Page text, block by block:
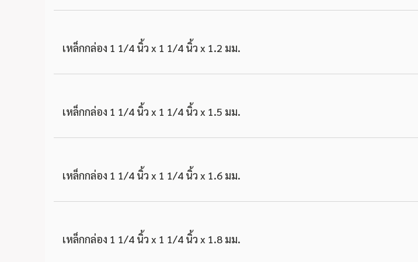
เหล็กกล่อง 1 1/4 นิ้ว x 1 1/4 นิ้ว x 1.2 มม.
เหล็กกล่อง 1 1/4 นิ้ว x 1 1/4 นิ้ว x 1.5 มม.
เหล็กกล่อง 1 1/4 นิ้ว x 1 1/4 นิ้ว x 1.6 มม.
เหล็กกล่อง 1 1/4 นิ้ว x 1 1/4 นิ้ว x 1.8 มม.